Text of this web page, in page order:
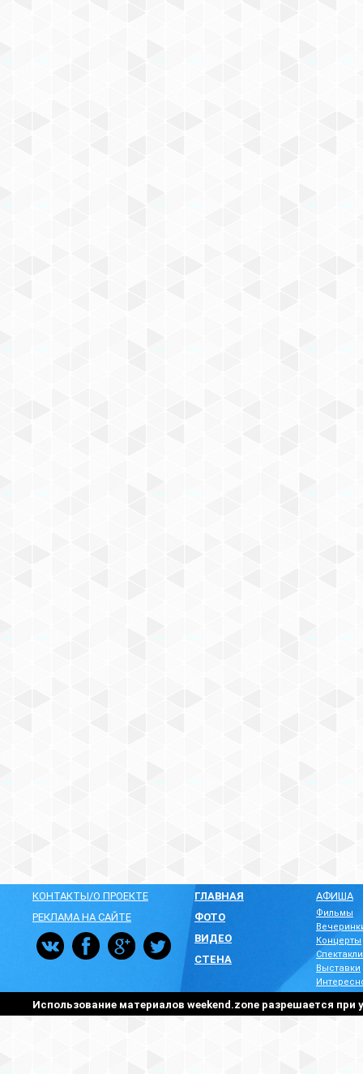
КОНТАКТЫ/О ПРОЕКТЕ
РЕКЛАМА НА САЙТЕ
ГЛАВНАЯ
ФОТО
ВИДЕО
СТЕНА
АФИША
Фильмы
Концерты
Спектакли
Выставки
Использование материалов weekend.zone разрешается